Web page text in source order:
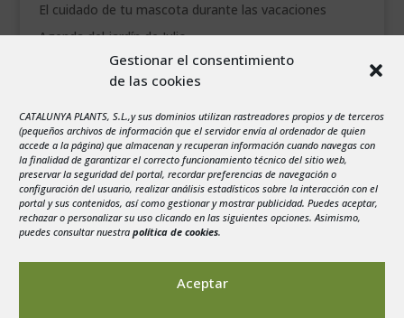
Gestionar el consentimiento
de las cookies
CATALUNYA PLANTS, S.L.,y sus dominios utilizan rastreadores propios y de terceros
(pequeños archivos de información que el servidor envía al ordenador de quien
accede a la página) que almacenan y recuperan información cuando navegas con
la finalidad de garantizar el correcto funcionamiento técnico del sitio web,
preservar la seguridad del portal, recordar preferencias de navegación o
configuración del usuario, realizar análisis estadísticos sobre la interacción con el
portal y sus contenidos, así como gestionar y mostrar publicidad. Puedes aceptar,
rechazar o personalizar su uso clicando en las siguientes opciones. Asimismo,
puedes consultar nuestra política de cookies.
Aceptar
El cuidado de tu mascota durante las vacaciones
Agenda del jardín de Julio
agosto 2026
1
2
3
4 5 6 7 8
9
10
11 12 13 14 15
16
17
18 19 20 21 22
23
24
25 26 27
31